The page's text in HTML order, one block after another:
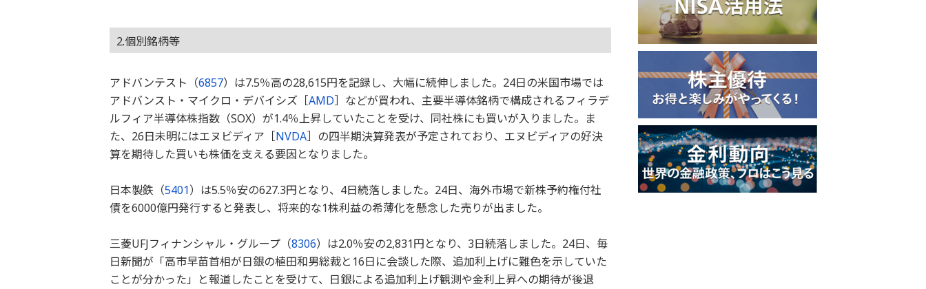
2.個別銘柄等
アドバンテスト（6857）は7.5％高の28,615円を記録し、大幅に続伸しました。24日の米国市場では
アドバンスト・マイクロ・デバイシズ［AMD］などが買われ、主要半導体銘柄で構成されるフィラデ
ルフィア半導体株指数（SOX）が1.4％上昇していたことを受け、同社株にも買いが入りました。ま
た、26日未明にはエヌビディア［NVDA］の四半期決算発表が予定されており、エヌビディアの好決
算を期待した買いも株価を支える要因となりました。
日本製鉄（5401）は5.5％安の627.3円となり、4日続落しました。24日、海外市場で新株予約権付社
債を6000億円発行すると発表し、将来的な1株利益の希薄化を懸念した売りが出ました。
三菱UFJフィナンシャル・グループ（8306）は2.0％安の2,831円となり、3日続落しました。24日、毎
日新聞が「高市早苗首相が日銀の植田和男総裁と16日に会談した際、追加利上げに難色を示していた
ことが分かった」と報道したことを受けて、日銀による追加利上げ観測や金利上昇への期待が後退